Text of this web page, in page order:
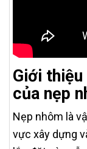
Giới thiệu
của nẹp
Nẹp nhôm là
vực xây dựng